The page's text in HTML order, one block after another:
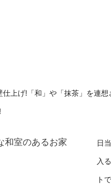
仕上げ!「和」や「抹茶」を連
日
入
ト